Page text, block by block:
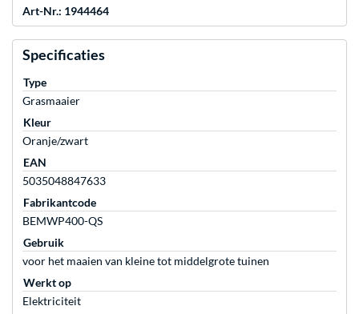
Art-Nr.: 1944464
Specificaties
Type
Grasmaaier
Kleur
Oranje/zwart
EAN
5035048847633
Fabrikantcode
BEMWP400-QS
Gebruik
voor het maaien van kleine tot middelgrote tuinen
Werkt op
Elektriciteit